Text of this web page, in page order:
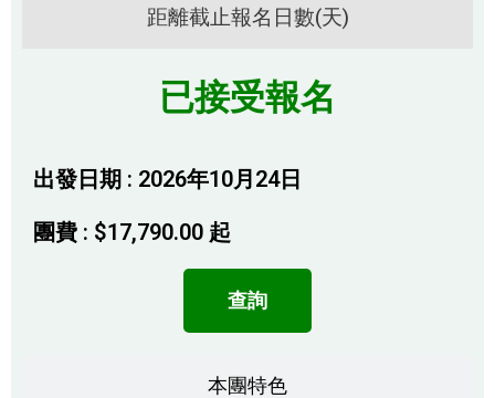
距離截止報名日數(天)
已接受報名
出發日期 : 2026年10月24日
團費 : $17,790.00 起
查詢
本團特色